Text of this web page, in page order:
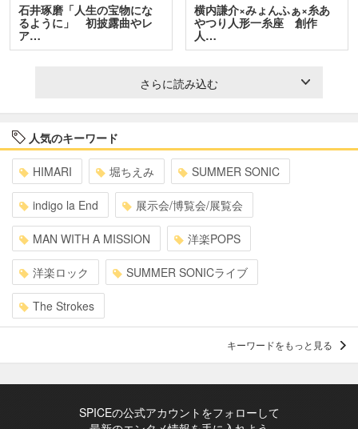
石井琢磨「人生の宝物にな
るように」 初披露曲やレ
ア…
横内謙介×みょんふぁ×糸あ
やつり人形一糸座 創作
人…
さらに読み込む
人気のキーワード
HIMARI 堀ちえみ SUMMER SONIC
indigo la End 展示会/博覧会/展覧会
MAN WITH A MISSION 洋楽POPS
洋楽ロック SUMMER SONICライブ
The Strokes
キーワードをもっと見る
SPICEの公式アカウントをフォローして